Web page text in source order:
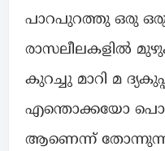
പാറപുറത്തു ഒരു ഒരു
രാസലീലകളിൽ
കുറച്ചു മാറി മ
എന്തൊക്കയോ
ആണെന്ന്